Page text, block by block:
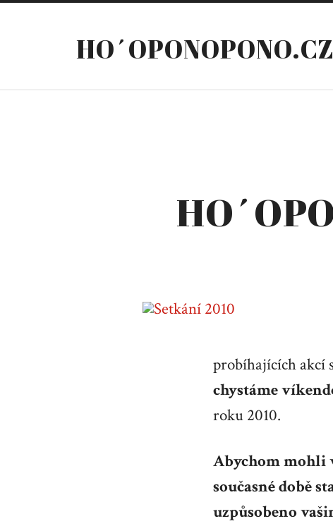
HO´OPONOPONO.CZ
probíhajících akcí
chystáme
roku 2010.
Abychom mohli
současné době
uzpůsobeno